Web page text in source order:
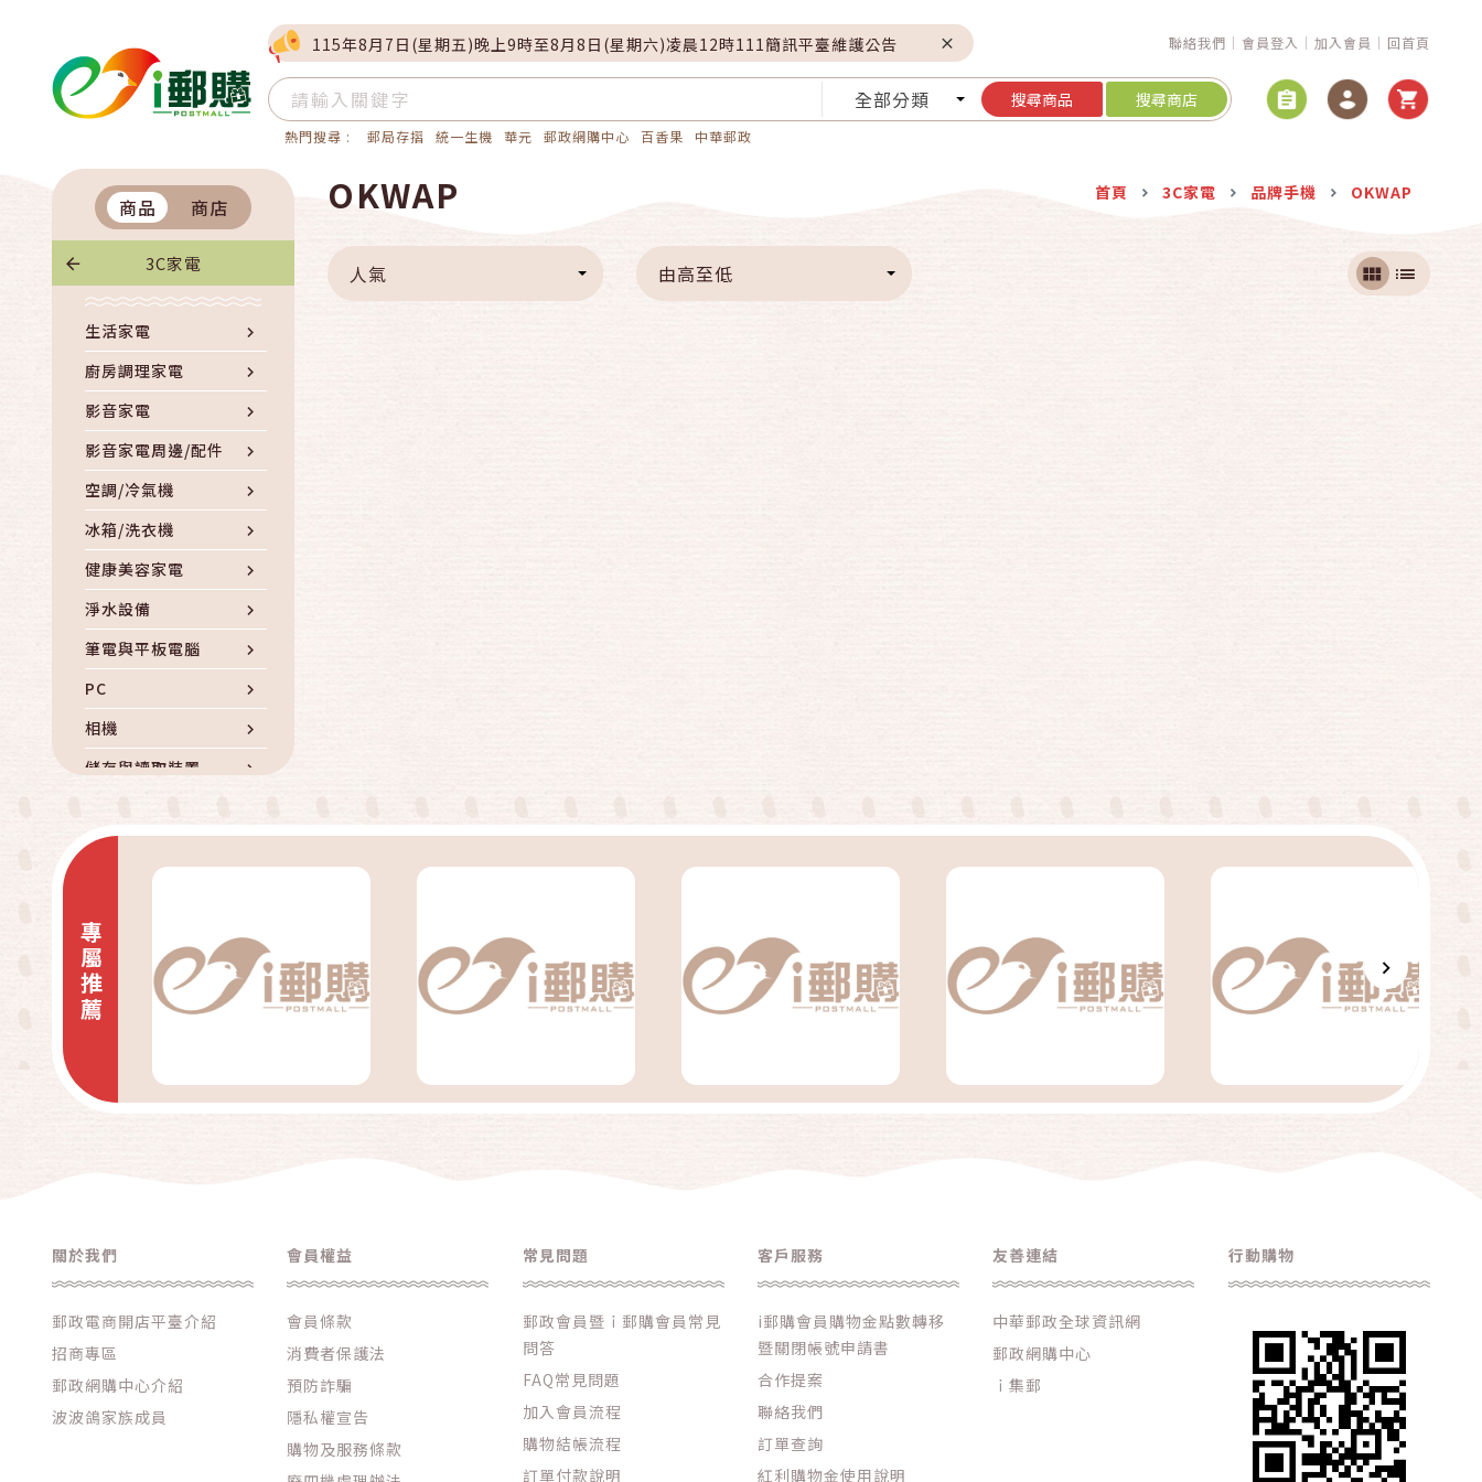
115年8月7日(星期五)晚上9時至8月8日(星期六)凌晨12時111簡訊平臺維護公告 聯絡我們 會員登入 加入會員 回首頁
全部分類 搜尋商品 搜尋商店
熱門搜尋 : 郵局存摺 統一生機 華元 郵政網購中心 百香果 中華郵政
商品 商店
3C家電
生活家電
廚房調理家電
影音家電
影音家電周邊/配件
空調/冷氣機
冰箱/洗衣機
健康美容家電
淨水設備
筆電與平板電腦
PC
相機
儲存與讀取裝置
電腦周邊與耗材
iphone專區
手機周邊配件
通信產品
MP3/隨身聽/電子辭
遊戲主機/軟體與周邊
其他3C家電
OKWAP 首頁 3C家電 品牌手機 OKWAP
人氣 由高至低
專屬推薦
關於我們
郵政電商開店平臺介紹
招商專區
郵政網購中心介紹
波波鴿家族成員
會員權益
會員條款
消費者保護法
預防詐騙
隱私權宣告
購物及服務條款
常見問題
郵政會員暨ｉ郵購會員常見
問答
FAQ常見問題
加入會員流程
購物結帳流程
訂單付款說明
客戶服務
i郵購會員購物金點數轉移
暨關閉帳號申請書
合作提案
聯絡我們
訂單查詢
紅利購物金使用說明
友善連結
中華郵政全球資訊網
郵政網購中心
ｉ集郵
行動購物